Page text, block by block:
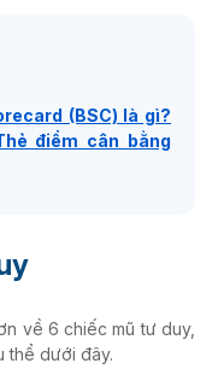
(BSC) là gì?
điểm cân bằng
về 6 chiếc mũ tư duy,
thể dưới đây.